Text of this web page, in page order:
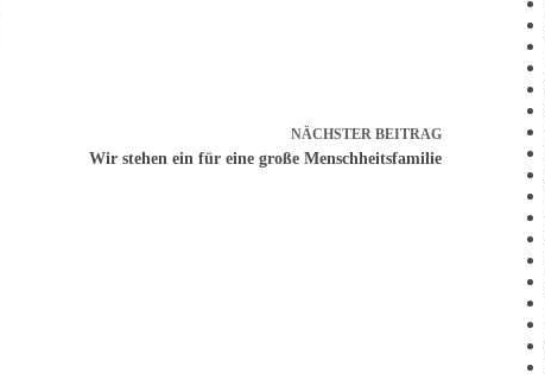
NÄCHSTER BEITRAG
Wir stehen ein für eine große Menschheitsfamilie